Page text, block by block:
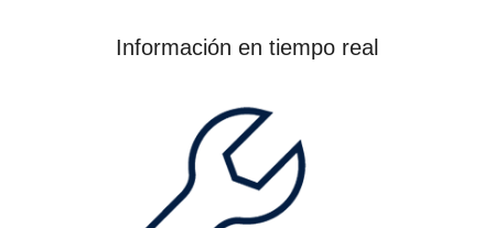
Información en tiempo real